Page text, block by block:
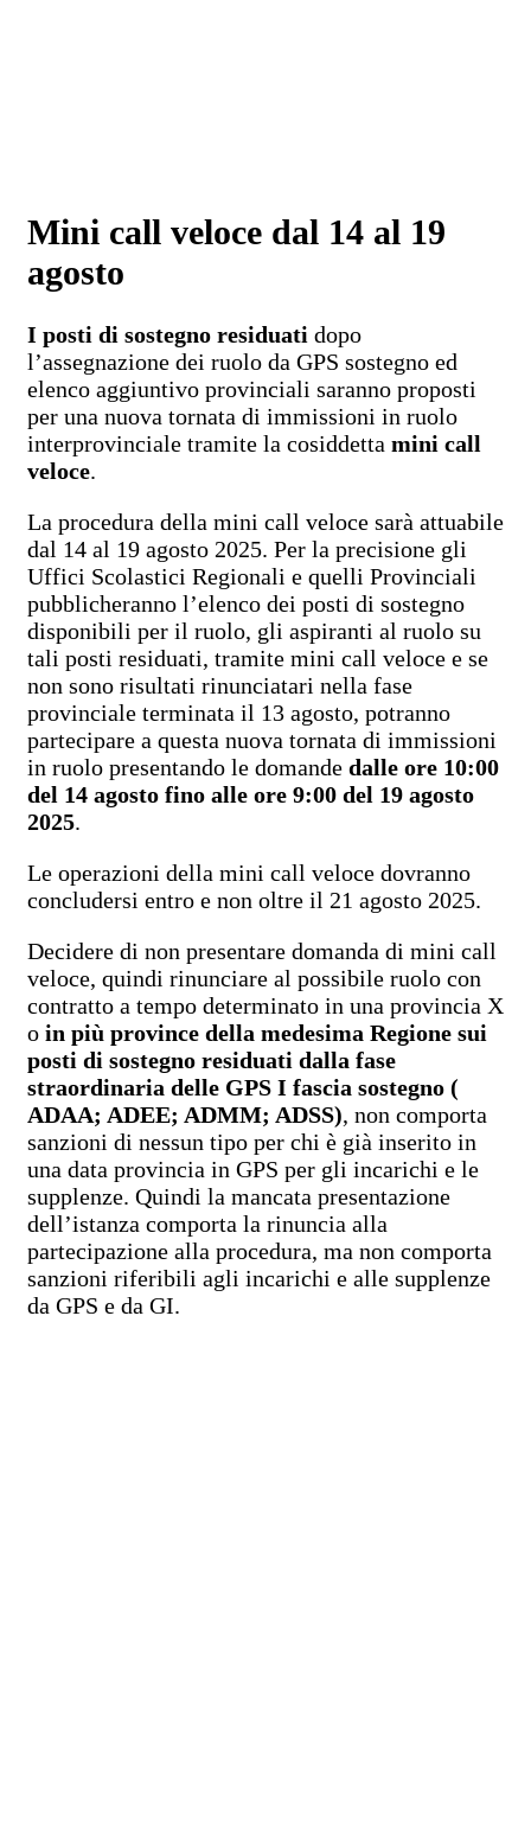
Mini call veloce dal 14 al 19
agosto
I posti di sostegno residuati dopo
l’assegnazione dei ruolo da GPS sostegno ed
elenco aggiuntivo provinciali saranno proposti
per una nuova tornata di immissioni in ruolo
interprovinciale tramite la cosiddetta mini call
veloce.
La procedura della mini call veloce sarà attuabile
dal 14 al 19 agosto 2025. Per la precisione gli
Uffici Scolastici Regionali e quelli Provinciali
pubblicheranno l’elenco dei posti di sostegno
disponibili per il ruolo, gli aspiranti al ruolo su
tali posti residuati, tramite mini call veloce e se
non sono risultati rinunciatari nella fase
provinciale terminata il 13 agosto, potranno
partecipare a questa nuova tornata di immissioni
in ruolo presentando le domande dalle ore 10:00
del 14 agosto fino alle ore 9:00 del 19 agosto
2025.
Le operazioni della mini call veloce dovranno
concludersi entro e non oltre il 21 agosto 2025.
Decidere di non presentare domanda di mini call
veloce, quindi rinunciare al possibile ruolo con
contratto a tempo determinato in una provincia X
o in più province della medesima Regione sui
posti di sostegno residuati dalla fase
straordinaria delle GPS I fascia sostegno (
ADAA; ADEE; ADMM; ADSS), non comporta
sanzioni di nessun tipo per chi è già inserito in
una data provincia in GPS per gli incarichi e le
supplenze. Quindi la mancata presentazione
dell’istanza comporta la rinuncia alla
partecipazione alla procedura, ma non comporta
sanzioni riferibili agli incarichi e alle supplenze
da GPS e da GI.